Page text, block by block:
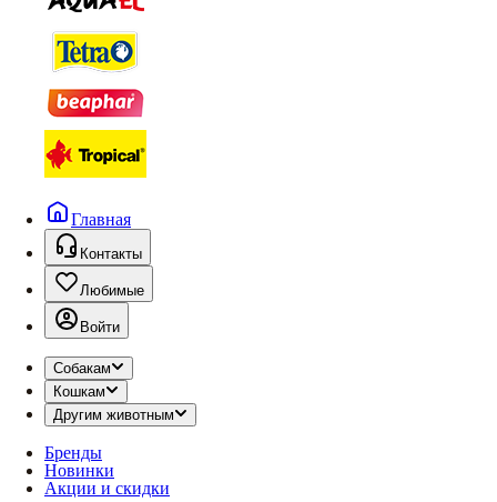
Главная
Контакты
Любимые
Войти
Собакам
Кошкам
Другим животным
Бренды
Новинки
Акции и скидки